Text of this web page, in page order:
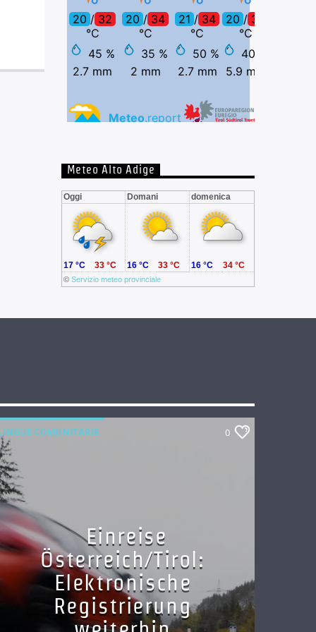
Meteo Alto Adige
Oggi Domani domenica
© Servizio meteo provinciale
17 °C 33 °C 16 °C 33 °C 16 °C 34 °C
COMUNITARIE 0
Einreise
Österreich/Tirol:
Elektronische
Registrierung